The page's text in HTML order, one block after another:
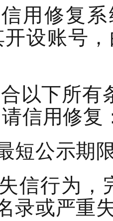
用修复系
开设账号
以下所有
信用修复
短公示期
失信行为
录或严重